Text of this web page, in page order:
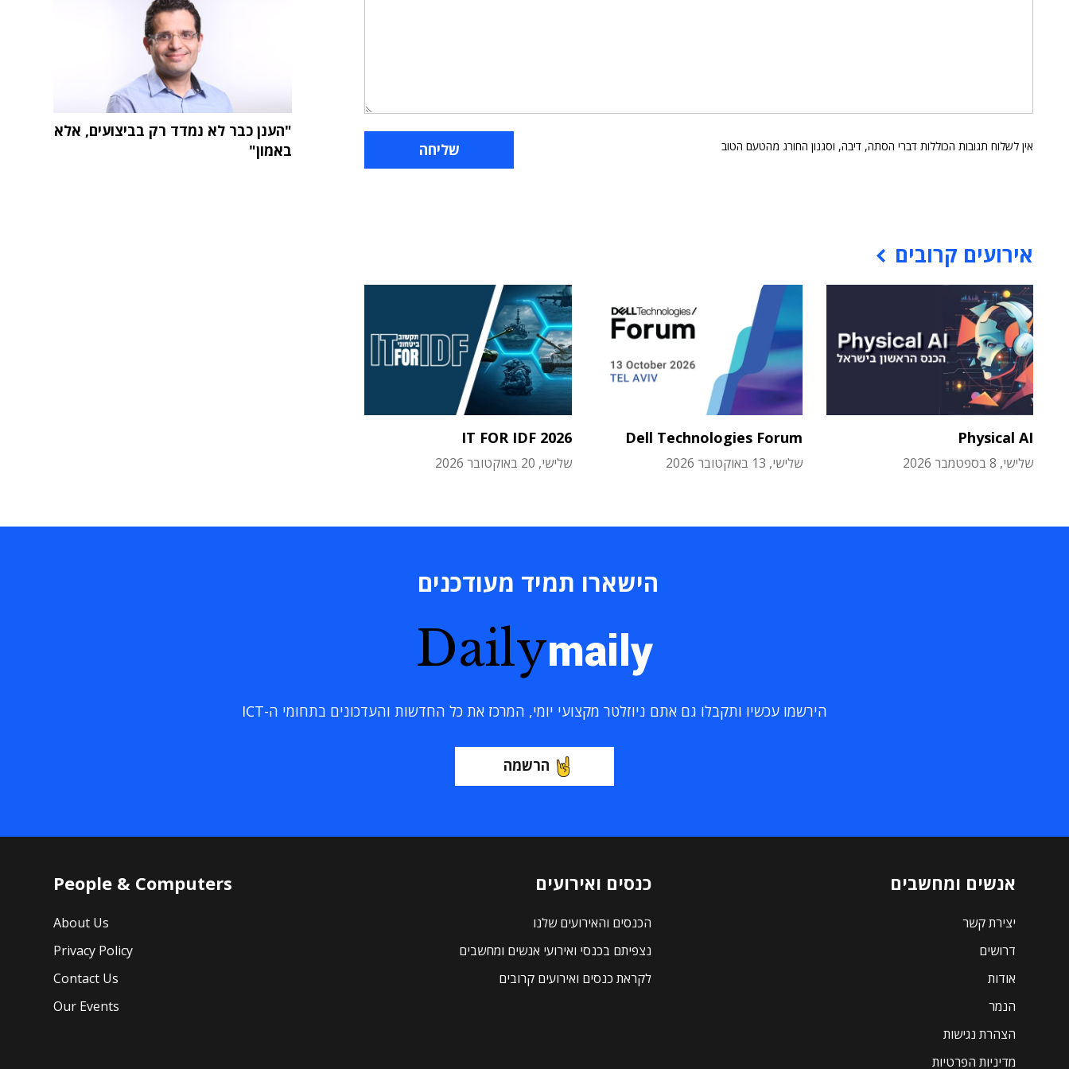
אין לשלוח תגובות הכוללות דברי הסתה, דיבה, וסגנון החורג מהטעם הטוב
אירועים קרובים
Physical AI
שלישי, 8 בספטמבר 2026
Dell Technologies Forum
שלישי, 13 באוקטובר 2026
IT FOR IDF 2026
שלישי, 20 באוקטובר 2026
"הענן כבר לא נמדד רק בביצועים, אלא
באמון"
הישארו תמיד מעודכנים
Dailymaily
הירשמו עכשיו ותקבלו גם אתם ניוזלטר מקצועי יומי, המרכז את כל החדשות והעדכונים בתחומי ה-ICT
הרשמה
אנשים ומחשבים
יצירת קשר
דרושים
אודות
הנמר
הצהרת נגישות
מדיניות הפרטיות
כנסים ואירועים
הכנסים והאירועים שלנו
נצפיתם בכנסי ואירועי אנשים ומחשבים
לקראת כנסים ואירועים קרובים
People & Computers
About Us
Privacy Policy
Contact Us
Our Events